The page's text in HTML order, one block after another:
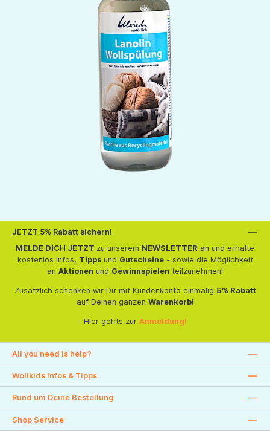
JETZT 5% Rabatt sichern!
MELDE DICH JETZT zu unserem NEWSLETTER an und erhalte
kostenlos Infos, Tippsund Gutscheine- sowie die Möglichkeit
an Aktionen und Gewinnspielen teilzunehmen!
Zusätzlich schenken wir Dir mit Kundenkonto einmalig 5% Rabatt
auf Deinen ganzen Warenkorb!
Hier gehts zur Anmeldung!
All you need is help?
Wollkids Infos & Tipps
Rund um Deine Bestellung
Shop Service